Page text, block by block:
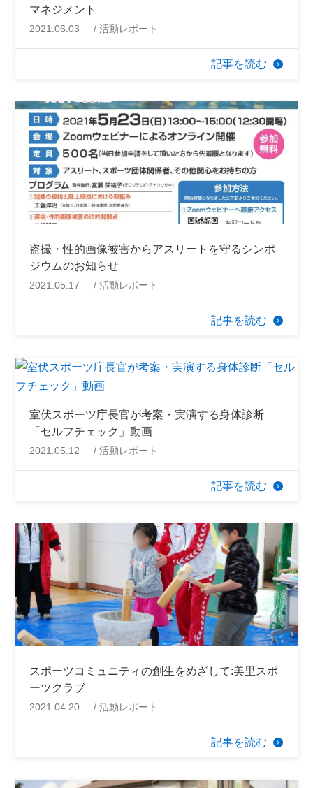
マネジメント
2021.06.03 活動レポート
記事を読む
盗撮・性的画像被害からアスリートを守るシンポ
ジウムのお知らせ
2021.05.17 活動レポート
記事を読む
室伏スポーツ庁長官が考案・実演する身体診断
「セルフチェック」動画
2021.05.12 活動レポート
記事を読む
スポーツコミュニティの創生をめざして:美里スポ
ーツクラブ
2021.04.20 活動レポート
記事を読む